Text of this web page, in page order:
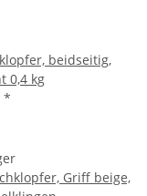
beidseitig,
0,4 kg
*